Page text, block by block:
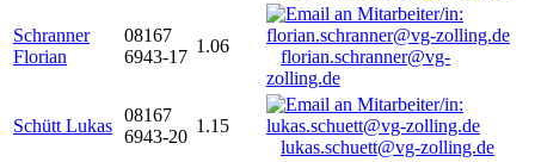
Schranner
Florian
08167
6943-17
1.06
florian.schranner@vg-
zolling.de
Schütt Lukas
08167
6943-20
1.15
lukas.schuett@vg-zolling.de